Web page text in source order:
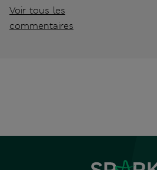
Voir tous les
commentaires